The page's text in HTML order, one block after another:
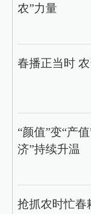
农”力量
春播正当时
“颜值”变“产
济”持续升温
抢抓农时忙春